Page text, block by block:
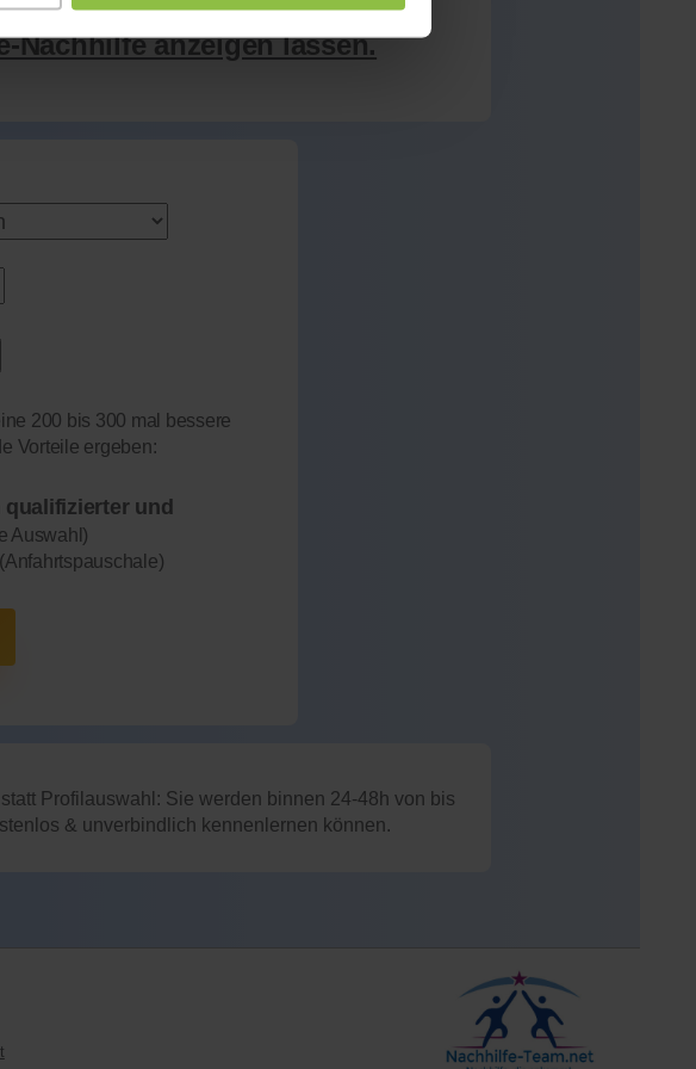
Nachhilfe anzeigen lassen.
200 bis 300 mal bessere
Vorteile ergeben:
qualifizierter und
Auswahl)
statt Profilauswahl: Sie werden binnen 24-48h von bis
& unverbindlich kennenlernen können.